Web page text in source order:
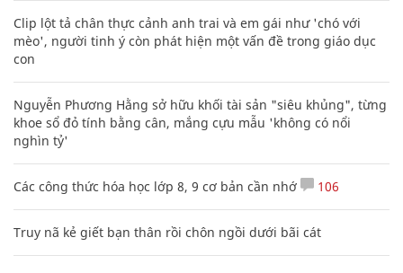
Clip lột tả chân thực cảnh anh trai và em gái như 'chó với
mèo', người tinh ý còn phát hiện một vấn đề trong giáo dục
con
Nguyễn Phương Hằng sở hữu khối tài sản "siêu khủng", từng
khoe sổ đỏ tính bằng cân, mắng cựu mẫu 'không có nổi
nghìn tỷ'
Các công thức hóa học lớp 8, 9 cơ bản cần nhớ 106
Truy nã kẻ giết bạn thân rồi chôn ngồi dưới bãi cát